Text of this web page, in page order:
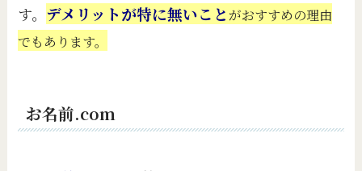
す。 デメリットが特に無いこと がおすすめの理由
でもあります。
お名前.com